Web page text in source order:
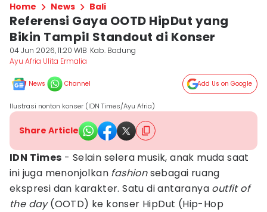
Home News Bali
Referensi Gaya OOTD HipDut yang
Bikin Tampil Standout di Konser
04 Jun 2026, 11:20 WIB Kab. Badung
Ayu Afria Ulita Ermalia
News Channel Add Us on Google
Ilustrasi nonton konser (IDN Times/Ayu Afria)
Share Article
IDN Times - Selain selera musik, anak muda saat
ini juga menonjolkan fashionsebagai ruang
ekspresi dan karakter. Satu di antaranya outfit of
the day(OOTD) ke konser HipDut (Hip-Hop